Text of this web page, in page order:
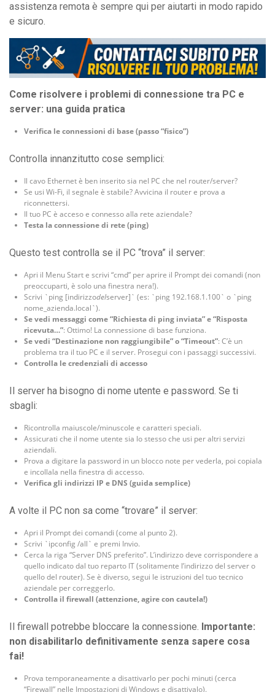
assistenza remota è sempre qui per aiutarti in modo rapido
e sicuro.
Come risolvere i problemi di connessione tra PC e
server: una guida pratica
Verifica le connessioni di base (passo “fisico”)
Controlla innanzitutto cose semplici:
Il cavo Ethernet è ben inserito sia nel PC che nel router/server?
Se usi Wi-Fi, il segnale è stabile? Avvicina il router e prova a
riconnettersi.
Il tuo PC è acceso e connesso alla rete aziendale?
Testa la connessione di rete (ping)
Questo test controlla se il PC “trova” il server:
Apri il Menu Start e scrivi “cmd” per aprire il Prompt dei comandi (non
preoccuparti, è solo una finestra nera!).
Scrivi `ping [indirizzodelserver]` (es: `ping 192.168.1.100` o `ping
nome_azienda.local`).
Se vedi messaggi come “Richiesta di ping inviata” e “Risposta
ricevuta…”: Ottimo! La connessione di base funziona.
Se vedi “Destinazione non raggiungibile” o “Timeout”: C’è un
problema tra il tuo PC e il server. Prosegui con i passaggi successivi.
Controlla le credenziali di accesso
Il server ha bisogno di nome utente e password. Se ti
sbagli:
Ricontrolla maiuscole/minuscole e caratteri speciali.
Assicurati che il nome utente sia lo stesso che usi per altri servizi
aziendali.
Prova a digitare la password in un blocco note per vederla, poi copiala
e incollala nella finestra di accesso.
Verifica gli indirizzi IP e DNS (guida semplice)
A volte il PC non sa come “trovare” il server:
Apri il Prompt dei comandi (come al punto 2).
Scrivi `ipconfig /all` e premi Invio.
Cerca la riga “Server DNS preferito”. L’indirizzo deve corrispondere a
quello indicato dal tuo reparto IT (solitamente l’indirizzo del server o
quello del router). Se è diverso, segui le istruzioni del tuo tecnico
aziendale per correggerlo.
Controlla il firewall (attenzione, agire con cautela!)
Il firewall potrebbe bloccare la connessione. Importante:
non disabilitarlo definitivamente senza sapere cosa
fai!
Prova temporaneamente a disattivarlo per pochi minuti (cerca
“Firewall” nelle Impostazioni di Windows e disattivalo).